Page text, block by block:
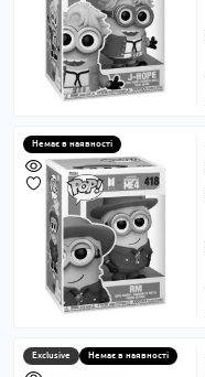
Немає в наявності
Exclusive Немає в наявності